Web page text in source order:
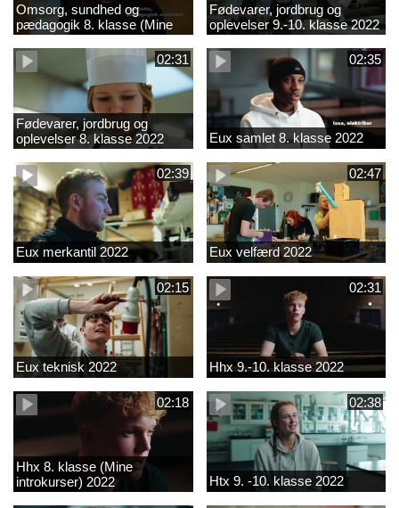
Omsorg, sundhed og
pædagogik 8. klasse (Mine
introkurser) 2022
Fødevarer, jordbrug og
oplevelser 9.-10. klasse 2022
02:31
Fødevarer, jordbrug og
oplevelser 8. klasse 2022
02:35
Eux samlet 8. klasse 2022
02:39
Eux merkantil 2022
02:47
Eux velfærd 2022
02:15
Eux teknisk 2022
02:31
Hhx 9.-10. klasse 2022
02:18
Hhx 8. klasse (Mine
introkurser) 2022
02:38
Htx 9. -10. klasse 2022